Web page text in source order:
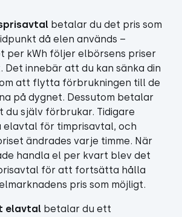
betalar du det pris som
då elen används –
per kWh följer elbörsens priser
innebär att du kan sänka din
att flytta förbrukningen till de
på dygnet. Dessutom betalar
du själv förbrukar. Tidigare
elavtal för timprisavtal, och
ändrades varje timme. När
handla el per kvart blev det
för att fortsätta hålla
pris som möjligt.
elavtal betalar du ett